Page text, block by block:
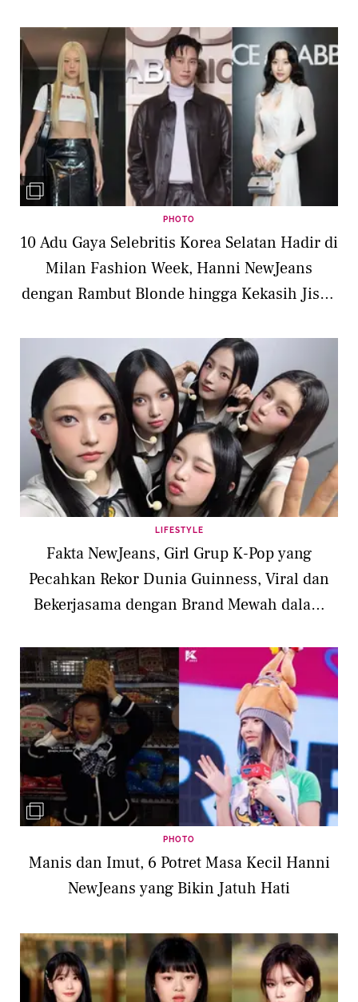
PHOTO
10 Adu Gaya Selebritis Korea Selatan Hadir di
Milan Fashion Week, Hanni NewJeans
dengan Rambut Blonde hingga Kekasih Jisoo
LIFESTYLE
Fakta NewJeans, Girl Grup K-Pop yang
Pecahkan Rekor Dunia Guinness, Viral dan
Bekerjasama dengan Brand Mewah dalam
PHOTO
Manis dan Imut, 6 Potret Masa Kecil Hanni
NewJeans yang Bikin Jatuh Hati